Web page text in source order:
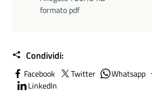
formato pdf
Condividi:
Facebook Twitter Whatsapp
LinkedIn